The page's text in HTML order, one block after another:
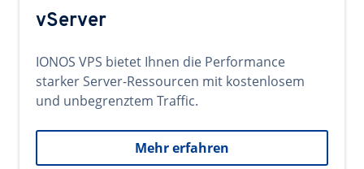
vServer
IONOS VPS bietet Ihnen die Performance
starker Server-Ressourcen mit kostenlosem
und unbegrenztem Traffic.
Mehr erfahren